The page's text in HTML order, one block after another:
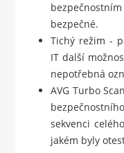
bezpečné.
Tichý režim -
IT další
nepotřebná
AVG Turbo
sekvenci
jakém byly